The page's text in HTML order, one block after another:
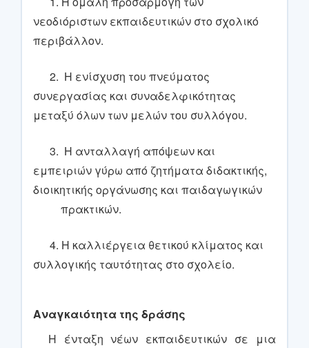
νεοδιόριστων εκπαιδευτικών στο σχολικό
περιβάλλον.
2. Η ενίσχυση του πνεύματος
συνεργασίας και συναδελφικότητας
μεταξύ όλων των μελών του συλλόγου.
3. Η ανταλλαγή απόψεων και
εμπειριών γύρω από ζητήματα διδακτικής,
διοικητικής οργάνωσης και παιδαγωγικών
πρακτικών.
4. Η καλλιέργεια θετικού κλίματος και
συλλογικής ταυτότητας στο σχολείο.
Αναγκαιότητα της δράσης
Η ένταξη νέων εκπαιδευτικών σε μια